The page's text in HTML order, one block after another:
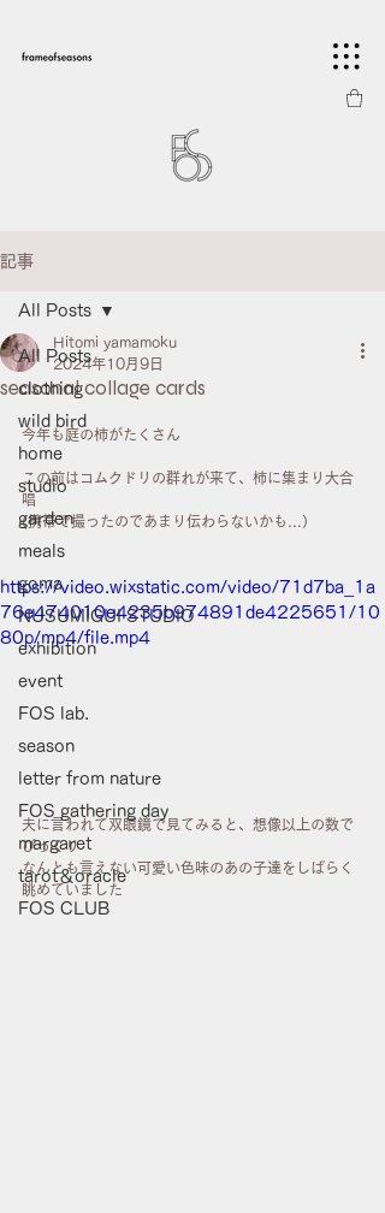
記事
All Posts
clothing
wild bird
home
studio
garden
meals
goma
NUSUMIGUI STUDIO
exhibition
event
FOS lab.
season
letter from nature
FOS gathering day
margaret
tarot＆oracle
FOS CLUB
All Posts
seasonal collage cards
Hitomi yamamoku
2024年10月9日
今年も庭の柿がたくさん
この前はコムクドリの群れが来て、柿に集まり大合
唱
(携帯で撮ったのであまり伝わらないかも...）
https://video.wixstatic.com/video/71d7ba_1a
76e474010e4235b974891de4225651/10
80p/mp4/file.mp4
夫に言われて双眼鏡で見てみると、想像以上の数で
びっくり
なんとも言えない可愛い色味のあの子達をしばらく
眺めていました